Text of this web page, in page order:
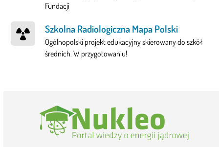
Fundacji
Szkolna Radiologiczna Mapa Polski
Ogólnopolski projekt edukacyjny skierowany do szkół
średnich. W przygotowaniu!